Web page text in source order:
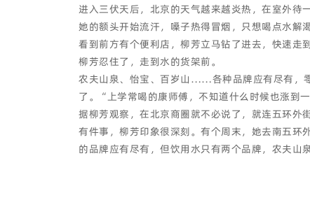
进入三伏天后，北京的天气越来越炎热，在室外待
她的额头开始流汗，嗓子热得冒烟，只想喝点水解渴
看到前方有个便利店，柳芳立马钻了进去，快速
柳芳忍住了，走到水的货架前。
农夫山泉、怡宝、百岁山……各种品牌应有尽有，
了。“上学常喝的康师傅，不知道什么时候也涨到
据柳芳观察，在北京商圈就不必说了，就连五环外
有件事，柳芳印象很深刻。有个周末，她去南五环
的品牌应有尽有，但饮用水只有两个品牌，农夫山